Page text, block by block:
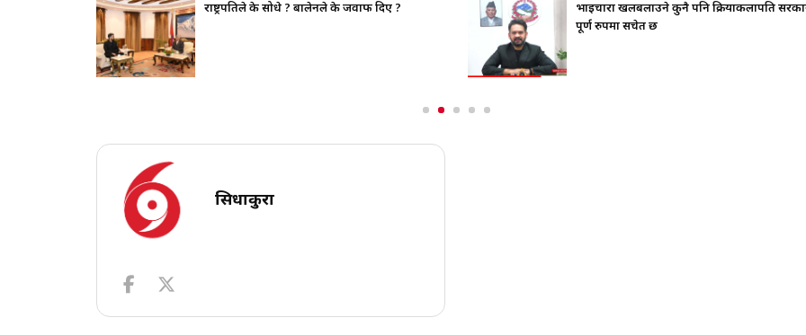
राष्ट्रपतिले के सोधे ? बालेनले के जवाफ दिए ?
भाइचारा खलबलाउने कुनै पनि क्रियाकलापप्रति
पूर्ण रुपमा सचेत छ
सिधाकुरा